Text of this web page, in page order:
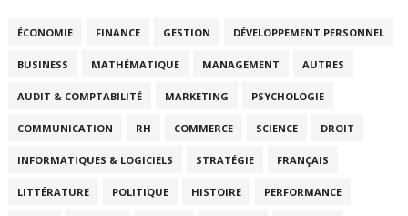
ÉCONOMIE FINANCE GESTION DÉVELOPPEMENT PERSONNEL
BUSINESS MATHÉMATIQUE MANAGEMENT AUTRES
AUDIT & COMPTABILITÉ MARKETING PSYCHOLOGIE
COMMUNICATION RH COMMERCE SCIENCE DROIT
INFORMATIQUES & LOGICIELS STRATÉGIE FRANÇAIS
LITTÉRATURE POLITIQUE HISTOIRE PERFORMANCE